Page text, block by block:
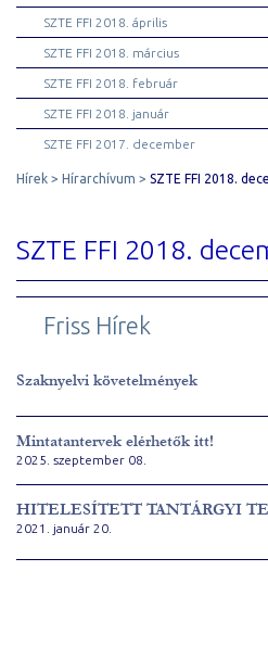
SZTE FFI 2018. április
SZTE FFI 2018. március
SZTE FFI 2018. február
SZTE FFI 2018. január
SZTE FFI 2017. december
Hírek Hírarchívum SZTE FFI 2018.
SZTE FFI 2018.
Friss Hírek
Szaknyelvi követelmények
Mintatantervek elérhetők itt!
2025. szeptember 08.
HITELESÍTETT TANTÁRGYI
2021. január 20.